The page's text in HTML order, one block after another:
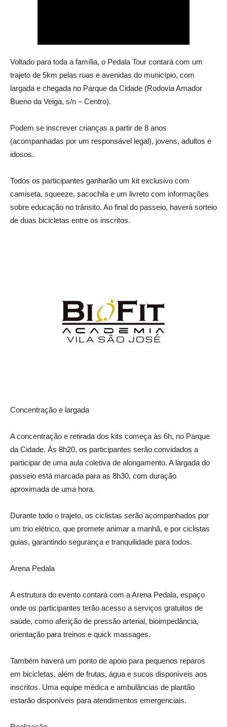
Voltado para toda a família, o Pedala Tour contará com um
trajeto de 5km pelas ruas e avenidas do município, com
largada e chegada no Parque da Cidade (Rodovia Amador
Bueno da Veiga, s/n – Centro).
Podem se inscrever crianças a partir de 8 anos
(acompanhadas por um responsável legal), jovens, adultos e
idosos.
Todos os participantes ganharão um kit exclusivo com
camiseta, squeeze, sacochila e um livreto com informações
sobre educação no trânsito. Ao final do passeio, haverá sorteio
de duas bicicletas entre os inscritos.
Concentração e largada
A concentração e retirada dos kits começa às 6h, no Parque
da Cidade. Às 8h20, os participantes serão convidados a
participar de uma aula coletiva de alongamento. A largada do
passeio está marcada para as 8h30, com duração
aproximada de uma hora.
Durante todo o trajeto, os ciclistas serão acompanhados por
um trio elétrico, que promete animar a manhã, e por ciclistas
guias, garantindo segurança e tranquilidade para todos.
Arena Pedala
A estrutura do evento contará com a Arena Pedala, espaço
onde os participantes terão acesso a serviços gratuitos de
saúde, como aferição de pressão arterial, bioimpedância,
orientação para treinos e quick massages.
Também haverá um ponto de apoio para pequenos reparos
em bicicletas, além de frutas, água e sucos disponíveis aos
inscritos. Uma equipe médica e ambulâncias de plantão
estarão disponíveis para atendimentos emergenciais.